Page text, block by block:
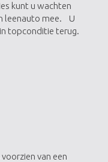
kunt u wachten
leenauto mee. U
topconditie terug.
van een